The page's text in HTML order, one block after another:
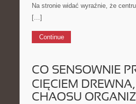
Na stronie widać wyraźnie, że
[…]
Continue
CO SENSOWNIE
CIĘCIEM
CHAOSU